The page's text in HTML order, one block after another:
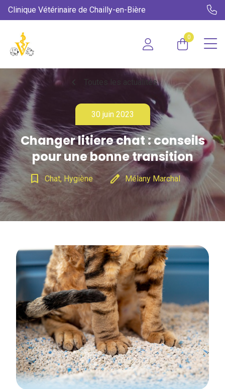
Clinique Vétérinaire de Chailly-en-Bière
0
chevron_left Toutes les actualités
30 juin 2023
Changer litiere chat : conseils
pour une bonne transition
bookmark_border Chat, Hygiène edit Mélany Marchal